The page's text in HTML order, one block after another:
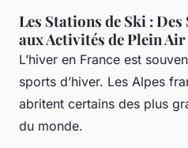
Les Stations de Ski :
aux Activités de Plein Air
L’hiver en France est
sports d’hiver. Les Alpes
abritent certains des plus
du monde.